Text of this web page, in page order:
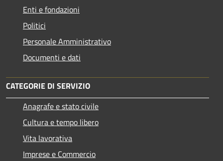
Enti e fondazioni
Politici
Personale Amministrativo
Documenti e dati
CATEGORIE DI SERVIZIO
Anagrafe e stato civile
Cultura e tempo libero
Vita lavorativa
Imprese e Commercio